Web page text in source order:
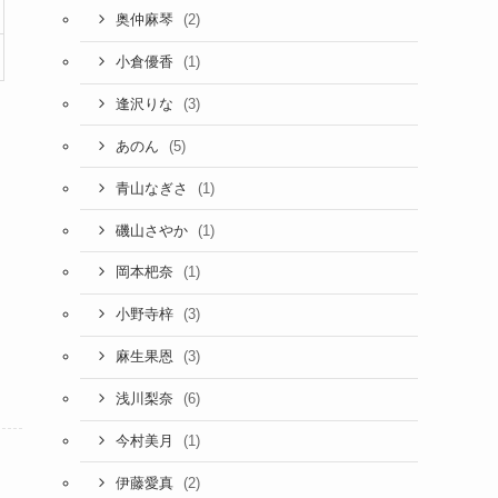
奥仲麻琴 (2)
小倉優香 (1)
逢沢りな (3)
あのん (5)
青山なぎさ (1)
磯山さやか (1)
岡本杷奈 (1)
小野寺梓 (3)
麻生果恩 (3)
浅川梨奈 (6)
今村美月 (1)
伊藤愛真 (2)